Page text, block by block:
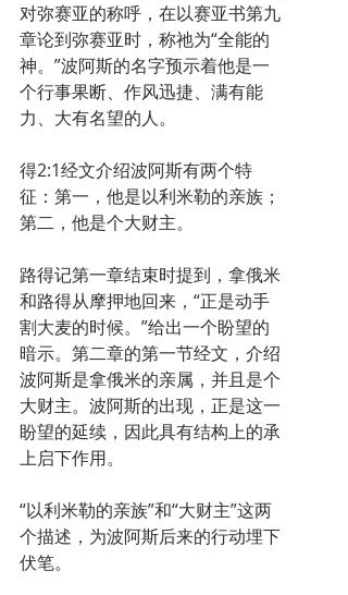
对弥赛亚的称呼，在以赛亚书第九
章论到弥赛亚时，称祂为“全能的
神。”波阿斯的名字预示着他是一
个行事果断、作风迅捷、满有能
力、大有名望的人。
得2:1经文介绍波阿斯有两个特
征：第一，他是以利米勒的亲族；
第二，他是个大财主。
路得记第一章结束时提到，拿俄米
和路得从摩押地回来，“正是动手
割大麦的时候。”给出一个盼望的
暗示。第二章的第一节经文，介绍
波阿斯是拿俄米的亲属，并且是个
大财主。波阿斯的出现，正是这一
盼望的延续，因此具有结构上的承
上启下作用。
“以利米勒的亲族”和“大财主”这两
个描述，为波阿斯后来的行动埋下
伏笔。